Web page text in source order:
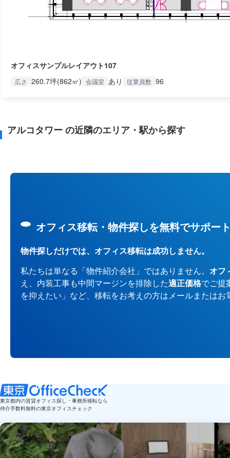
オフィスサンプルレイアウト107
広さ 260.7坪(862㎡) 会議室 あり 従業員数 96
アルコタワー の近隣のエリア・駅から探す
オフィス移転・物件探しを無料でサポー
物件探しだけでは、オフィス移転は成功しません。
私たちは単なる「物件紹介会社」ではありません。 オフ
え、内装工事も中間マージンを排除した適正価格でご提
を抑えたい」など、移転をお考えの方はメールまたは
東京都内の賃貸オフィス探し・事務所移転なら
仲介手数料無料の東京オフィスチェック